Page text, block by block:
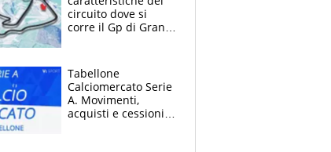
circuito dove si
corre il Gp di Gran
Tabellone
Calciomercato Serie
A. Movimenti,
acquisti e cessioni: